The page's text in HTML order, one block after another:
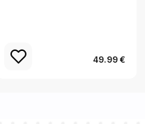
49.99 €